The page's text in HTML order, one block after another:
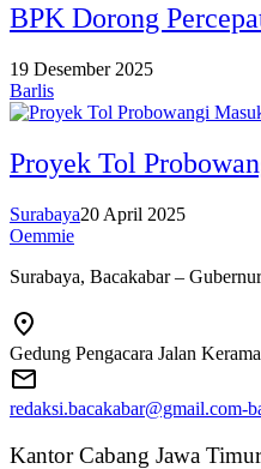
BPK Dorong
19 Desember 2025
Barlis
Proyek Tol
Surabaya20 April 2025
Oemmie
Surabaya, Bacakabar –
Gedung Pengacara Jalan
redaksi.bacakabar@gmail.com-
Kantor Cabang Jawa Timur